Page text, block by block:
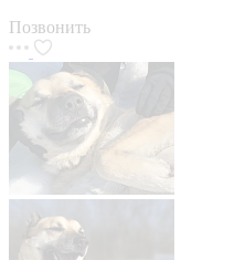
Позвонить